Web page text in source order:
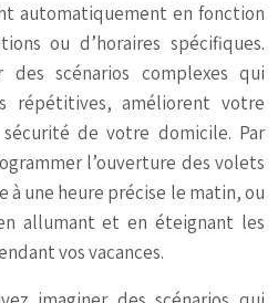
automatiquement en fonction
ou d’horaires spécifiques.
des scénarios complexes qui
répétitives, améliorent votre
de votre domicile. Par
l’ouverture des volets
à une heure précise le matin, ou
allumant et en éteignant les
vos vacances.